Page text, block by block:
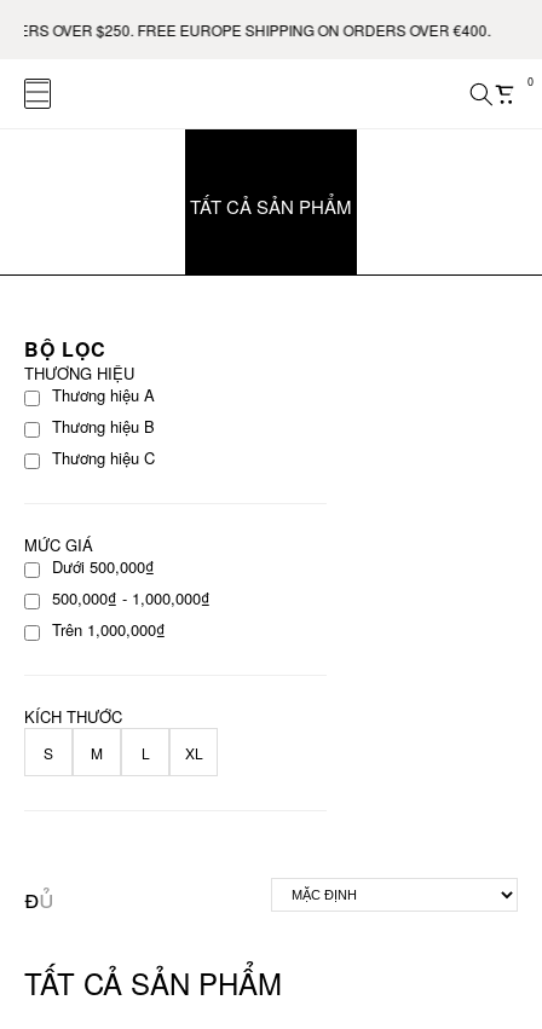
OVER $250. FREE EUROPE SHIPPING ON ORDERS OVER €400.
0
TẤT CẢ SẢN PHẨM
BỘ LỌC
THƯƠNG HIỆU
Thương hiệu A
Thương hiệu B
Thương hiệu C
MỨC GIÁ
Dưới 500,000₫
500,000₫ - 1,000,000₫
Trên 1,000,000₫
KÍCH THƯỚC
S M L XL
TẤT CẢ SẢN PHẨM